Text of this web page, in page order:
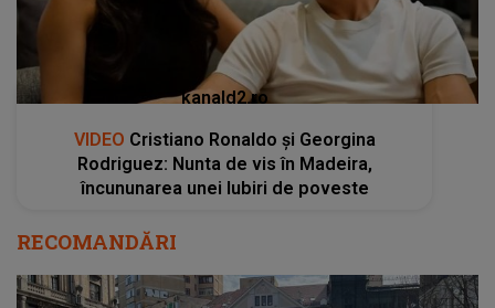
kanald2.ro
VIDEO Cristiano Ronaldo și Georgina
Rodriguez: Nunta de vis în Madeira,
încununarea unei Iubiri de poveste
RECOMANDĂRI